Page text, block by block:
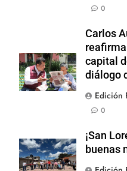
0
Carlos
capital
diálogo
Edición
0
¡San
buenas